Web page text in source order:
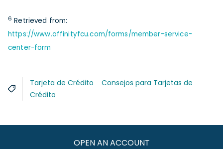
6 Retrieved from:
https://www.affinityfcu.com/forms/member-service-
center-form
Tarjeta de Crédito
Consejos para Tarjetas de
Crédito
OPEN AN ACCOUNT